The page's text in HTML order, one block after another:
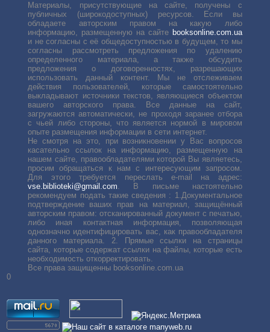
Материалы, присутствующие на сайте, получены с
публичных (широкодоступных) ресурсов. Если вы
обладаете авторским правом на какую либо
информацию, размещенную на сайте booksonline.com.ua
и не согласны с её общедоступностью в будущем, то мы
согласны рассмотреть предложения по удалению
определенного материала, а также обсудить
предложения о договоренностях, разрешающих
использовать данный контент. Мы не отслеживаем
действия пользователей, которые самостоятельно
выкладывают источники текстов, являющиеся объектом
вашего авторского права. Все данные на сайт,
загружаются автоматически, не проходя заранее отбора
с чьей либо стороны, что является нормой в мировом
опыте размещения информации в сети интернет.
Не смотря на это, при возникновении у Вас вопросов
касательно ссылок на информацию, размещенную на
нашем сайте, правообладателями которой Вы являетесь,
просим обращаться к нам с интересующим запросом.
Для этого требуется переслать е-mail на адрес:
vse.biblioteki@gmail.com. В письме настоятельно
рекомендуем подать такие сведения : 1.Документальное
подтверждение ваших прав на материал, защищённый
авторским правом: отсканированный документ с печатью,
либо иная контактная информация, позволяющая
однозначно идентифицировать вас, как правообладателя
данного материала. 2. Прямые ссылки на страницы
сайта, которые содержат ссылки на файлы, которые есть
необходимость откорректировать.
Все права защищенны booksonline.com.ua
0